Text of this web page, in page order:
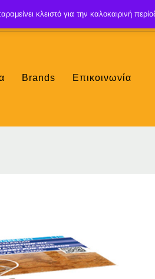
Brands Επικοινωνία
κλειστό για την καλοκαιρινή